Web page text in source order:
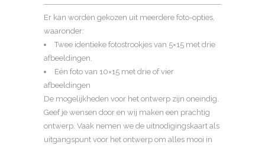
Er kan worden gekozen uit meerdere foto-opties,
waaronder:
Twee identieke fotostrookjes van 5×15 met drie
afbeeldingen.
Eén foto van 10×15 met drie of vier
afbeeldingen
De mogelijkheden voor het ontwerp zijn oneindig.
Geef je wensen door en wij maken een prachtig
ontwerp. Vaak nemen we de uitnodigingskaart als
uitgangspunt voor het ontwerp om alles mooi in